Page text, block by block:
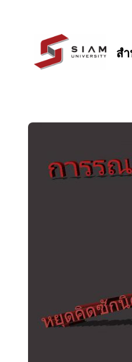
เนื้อหา
ส